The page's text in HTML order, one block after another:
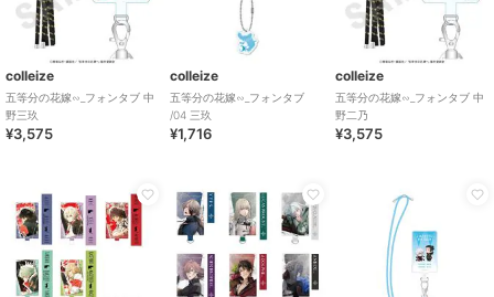
colleize
五等分の花嫁∽_フォンタブ 中
野三玖
¥3,575
colleize
五等分の花嫁∽_フォンタブ
/04 三玖
¥1,716
colleize
五等分の花嫁∽_フォンタブ 中
野二乃
¥3,575